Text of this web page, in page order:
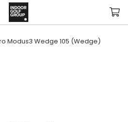
Modus3 Wedge 105 (Wedge)